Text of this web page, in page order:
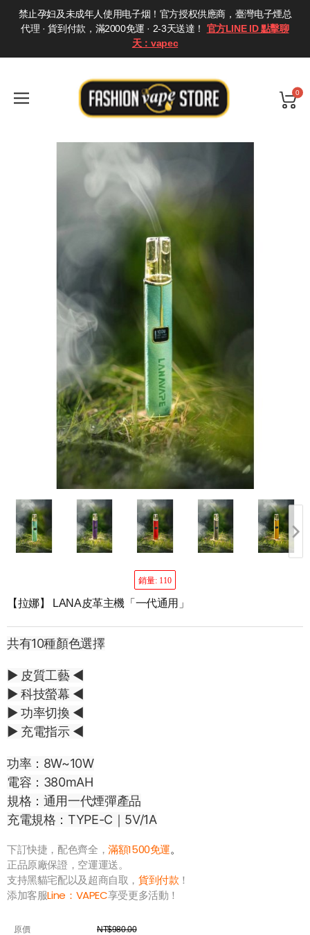
禁止孕妇及未成年人使用电子烟！官方授权供應商，臺灣电子煙总
代理 · 貨到付款，滿2000免運 · 2-3天送達！ 官方LINE ID 點擊聊
天：vapec
0
銷量: 110
【拉娜】 LANA皮革主機「一代通用」
共有10種顏色選擇
▶ 皮質工藝 ◀
▶ 科技螢幕 ◀
▶ 功率切換 ◀
▶ 充電指示 ◀
功率：8W~10W
電容：380mAH
規格：通用一代煙彈產品
充電規格：TYPE-C｜5V/1A
下訂快捷，配色齊全，滿額1500免運。
正品原廠保證，空運運送。
支持黑貓宅配以及超商自取，貨到付款 ！
添加客服Line： VAPEC享受更多活動！
原價 NT$980.00